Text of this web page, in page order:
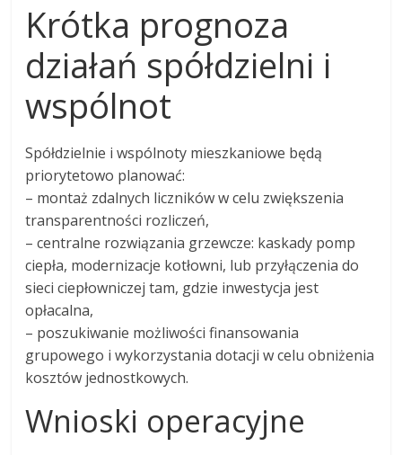
Krótka prognoza
działań spółdzielni i
wspólnot
Spółdzielnie i wspólnoty mieszkaniowe będą
priorytetowo planować:
– montaż zdalnych liczników w celu zwiększenia
transparentności rozliczeń,
– centralne rozwiązania grzewcze: kaskady pomp
ciepła, modernizacje kotłowni, lub przyłączenia do
sieci ciepłowniczej tam, gdzie inwestycja jest
opłacalna,
– poszukiwanie możliwości finansowania
grupowego i wykorzystania dotacji w celu obniżenia
kosztów jednostkowych.
Wnioski operacyjne